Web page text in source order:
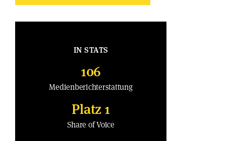
IN STATS
106
Medienberichterstattung
Platz 1
Share of Voice